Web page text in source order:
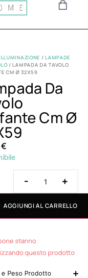
/LAMPADE
/ LAMPADA DA TAVOLO
CM Ø 32X59
Da
Cm Ø
€
- +
AGGIUNGI AL CARRELLO
stanno
questo prodotto
Peso Prodotto